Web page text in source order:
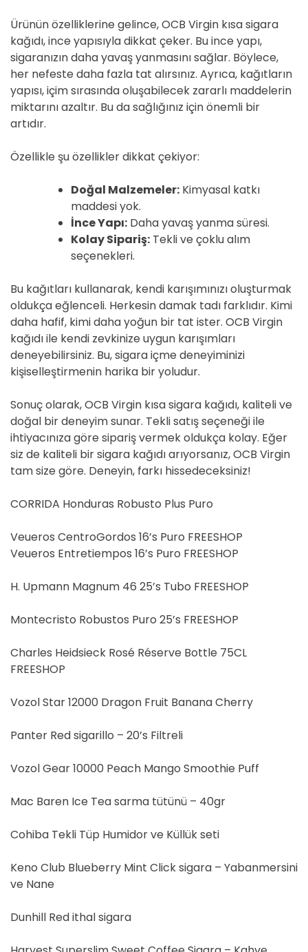
Ürünün özelliklerine gelince, OCB Virgin kısa sigara
kağıdı, ince yapısıyla dikkat çeker. Bu ince yapı,
sigaranızın daha yavaş yanmasını sağlar. Böylece,
her nefeste daha fazla tat alırsınız. Ayrıca, kağıtların
yapısı, içim sırasında oluşabilecek zararlı maddelerin
miktarını azaltır. Bu da sağlığınız için önemli bir
artıdır.
Özellikle şu özellikler dikkat çekiyor:
Doğal Malzemeler: Kimyasal katkı
maddesi yok.
İnce Yapı: Daha yavaş yanma süresi.
Kolay Sipariş: Tekli ve çoklu alım
seçenekleri.
Bu kağıtları kullanarak, kendi karışımınızı oluşturmak
oldukça eğlenceli. Herkesin damak tadı farklıdır. Kimi
daha hafif, kimi daha yoğun bir tat ister. OCB Virgin
kağıdı ile kendi zevkinize uygun karışımları
deneyebilirsiniz. Bu, sigara içme deneyiminizi
kişiselleştirmenin harika bir yoludur.
Sonuç olarak, OCB Virgin kısa sigara kağıdı, kaliteli ve
doğal bir deneyim sunar. Tekli satış seçeneği ile
ihtiyacınıza göre sipariş vermek oldukça kolay. Eğer
siz de kaliteli bir sigara kağıdı arıyorsanız, OCB Virgin
tam size göre. Deneyin, farkı hissedeceksiniz!
CORRIDA Honduras Robusto Plus Puro
Veueros CentroGordos 16’s Puro FREESHOP
Veueros Entretiempos 16’s Puro FREESHOP
H. Upmann Magnum 46 25’s Tubo FREESHOP
Montecristo Robustos Puro 25’s FREESHOP
Charles Heidsieck Rosé Réserve Bottle 75CL
FREESHOP
Vozol Star 12000 Dragon Fruit Banana Cherry
Panter Red sigarillo – 20’s Filtreli
Vozol Gear 10000 Peach Mango Smoothie Puff
Mac Baren Ice Tea sarma tütünü – 40gr
Cohiba Tekli Tüp Humidor ve Küllük seti
Keno Club Blueberry Mint Click sigara – Yabanmersini
ve Nane
Dunhill Red ithal sigara